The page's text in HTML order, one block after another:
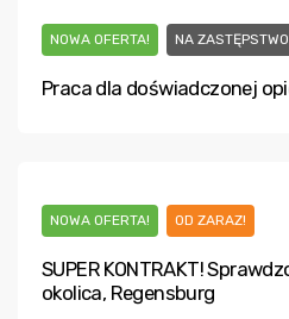
NOWA OFERTA! NA ZASTĘPSTWO
Praca dla doświadczonej
NOWA OFERTA! OD ZARAZ!
SUPER KONTRAKT!
okolica, Regensburg